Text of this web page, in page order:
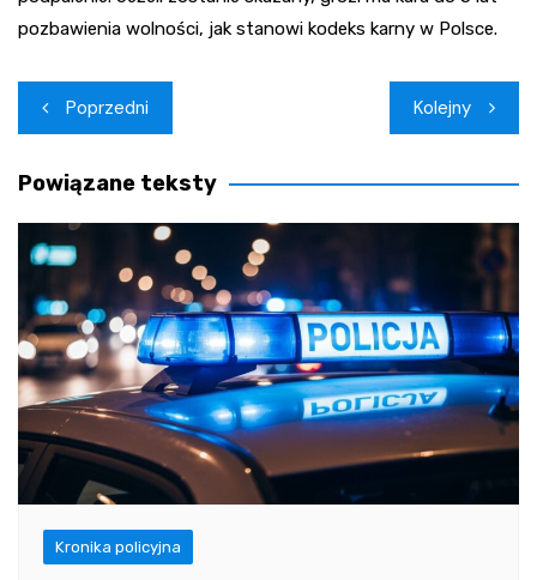
pozbawienia wolności, jak stanowi kodeks karny w Polsce.
Nawigacja
wpisu
Poprzedni Kolejny
Powiązane teksty
Kronika policyjna